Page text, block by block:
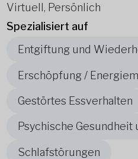
Virtuell, Persönlich
Spezialisiert auf
Entgiftung und
Erschöpfung /
Gestörtes Essverhalten
Psychische
Schlafstörungen